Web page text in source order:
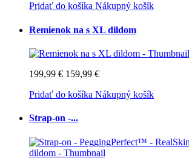
Pridať do košíka Nákupný košík
Remienok na s XL dildom
199,99 € 159,99 €
Pridať do košíka Nákupný košík
Strap-on -...